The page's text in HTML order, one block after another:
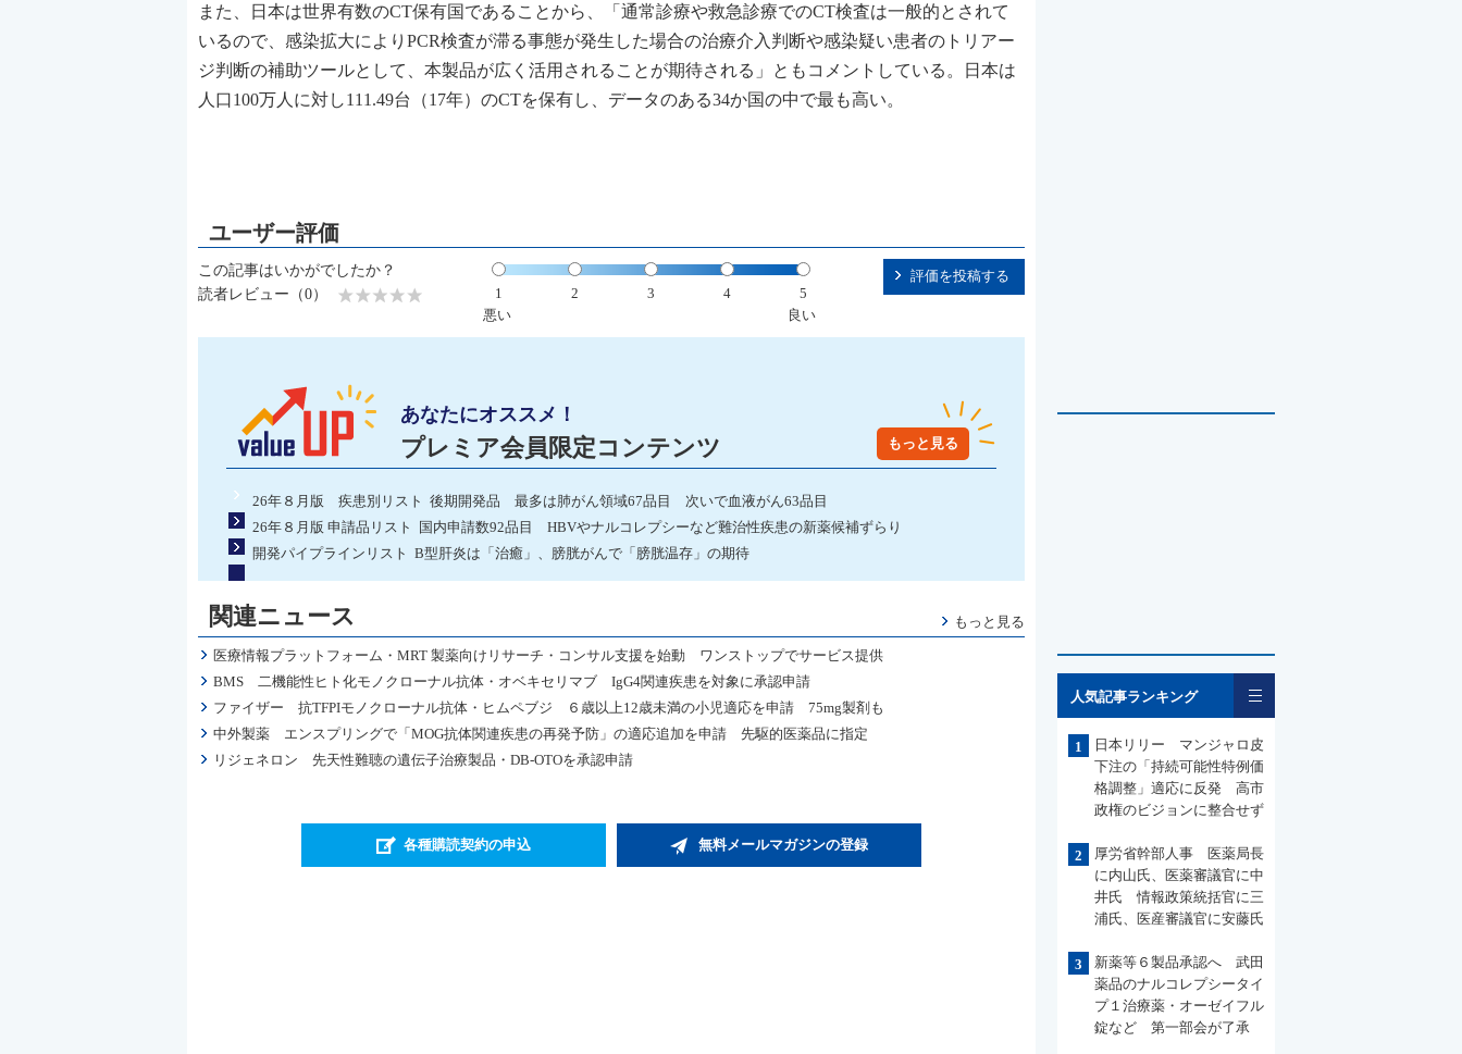
また、日本は世界有数のCT保有国であることから、「通常診療や救急診療でのCT検査は一般的とされて
いるので、感染拡大によりPCR検査が滞る事態が発生した場合の治療介入判断や感染疑い患者のトリアー
ジ判断の補助ツールとして、本製品が広く活用されることが期待される」ともコメントしている。日本は
人口100万人に対し111.49台（17年）のCTを保有し、データのある34か国の中で最も高い。
この記事はいかがでしたか？
読者レビュー（0）
1 2 3 4
5
悪い
良い
評価を投稿する
あなたにオススメ！
プレミア会員限定コンテンツ もっと見る
26年８月版 疾患別リスト 後期開発品 最多は肺がん領域67品目 次いで血液がん63品目
26年８月版 申請品リスト 国内申請数92品目 HBVやナルコレプシーなど難治性疾患の新薬候補ずらり
開発パイプラインリスト B型肝炎は「治癒」、膀胱がんで「膀胱温存」の期待
関連ニュース もっと見る
医療情報プラットフォーム・MRT 製薬向けリサーチ・コンサル支援を始動 ワンストップでサービス提供
BMS 二機能性ヒト化モノクローナル抗体・オベキセリマブ IgG4関連疾患を対象に承認申請
ファイザー 抗TFPIモノクローナル抗体・ヒムペブジ ６歳以上12歳未満の小児適応を申請 75mg製剤も
中外製薬 エンスプリングで「MOG抗体関連疾患の再発予防」の適応追加を申請 先駆的医薬品に指定
リジェネロン 先天性難聴の遺伝子治療製品・DB-OTOを承認申請
各種購読契約の申込 無料メールマガジンの登録
人気記事ランキング
1
日本リリー マンジャロ皮
下注の「持続可能性特例価
格調整」適応に反発 高市
政権のビジョンに整合せず
2
厚労省幹部人事 医薬局長
に内山氏、医薬審議官に中
井氏 情報政策統括官に三
浦氏、医産審議官に安藤氏
3
新薬等６製品承認へ 武田
薬品のナルコレプシータイ
プ１治療薬・オーゼイフル
錠など 第一部会が了承